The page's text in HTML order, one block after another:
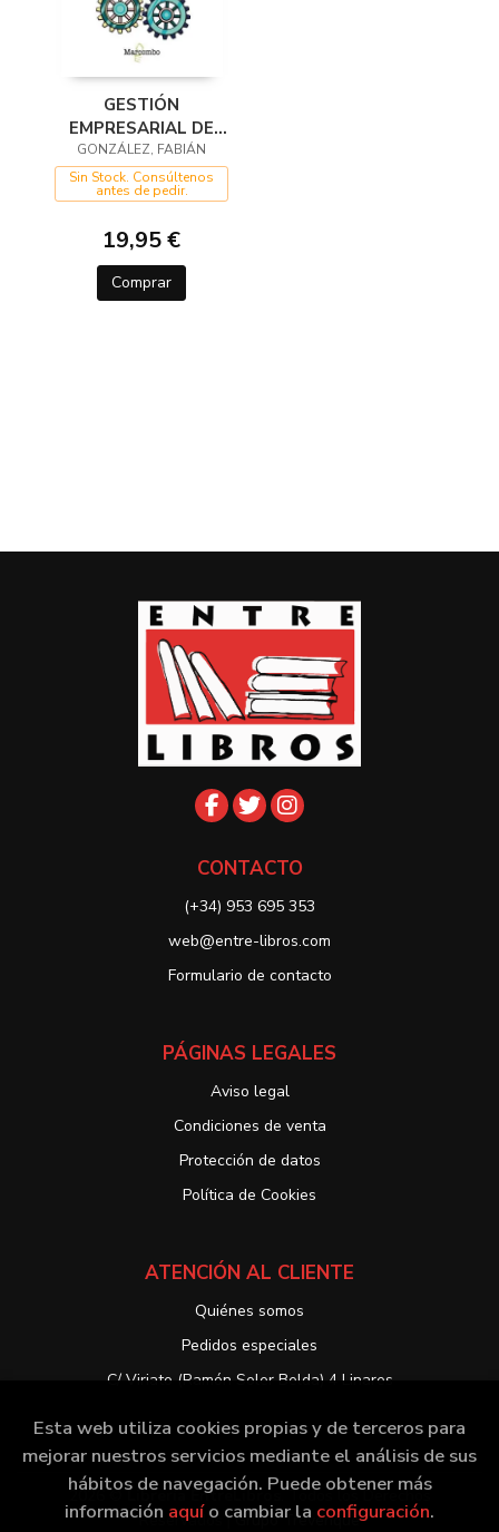
GESTIÓN
EMPRESARIAL DE
ALTO RENDIMIENTO
GONZÁLEZ, FABIÁN
Sin Stock. Consúltenos
antes de pedir.
19,95 €
Comprar
CONTACTO
(+34) 953 695 353
web@entre-libros.com
Formulario de contacto
PÁGINAS LEGALES
Aviso legal
Condiciones de venta
Protección de datos
Política de Cookies
ATENCIÓN AL CLIENTE
Quiénes somos
Pedidos especiales
C/ Viriato (Ramón Soler Belda) 4 Linares
2026 ©Librería EntreLibros . Todos los Derechos
Reservados |Grupo Trevenque
Esta web utiliza cookies propias y de terceros para
mejorar nuestros servicios mediante el análisis de sus
hábitos de navegación. Puede obtener más
información aquío cambiar la configuración.